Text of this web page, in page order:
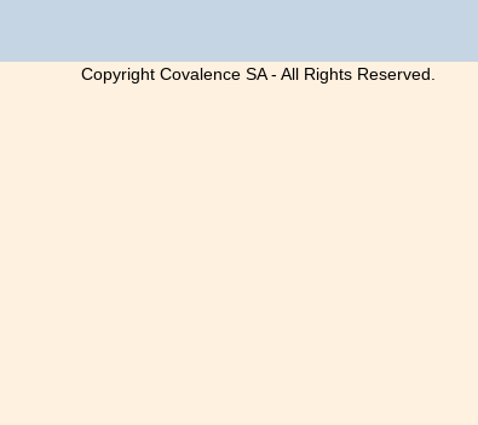
Copyright Covalence SA - All Rights Reserved.